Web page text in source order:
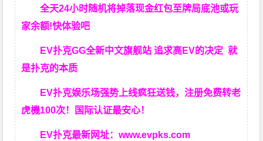
全天24小时随机将掉落现金红包至牌局底池或玩
家余额!快体验吧
EV扑克GG全新中文旗舰站 追求高EV的决定就
是扑克的本质
EV扑克娱乐场强势上线疯狂送钱，注册免费转老
虎機100次！国际认证最安心！
EV扑克最新网址：www.evpks.com